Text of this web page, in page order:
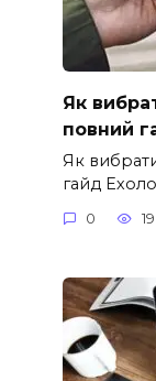
Як
повний
Як
гайд
0 19